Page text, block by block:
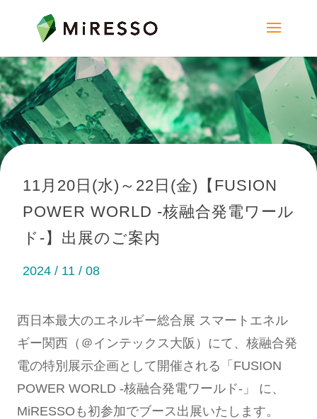
11月20日(水)～22日(金)【FUSION
POWER WORLD -核融合発電ワール
ド-】出展のご案内
2024 / 11 / 08
西日本最大のエネルギー総合展 スマートエネル
ギー関西（＠インテックス大阪）にて、核融合発
電の特別展示企画として開催される「FUSION
POWER WORLD -核融合発電ワールド-」 に、
MiRESSOも初参加でブース出展いたします。